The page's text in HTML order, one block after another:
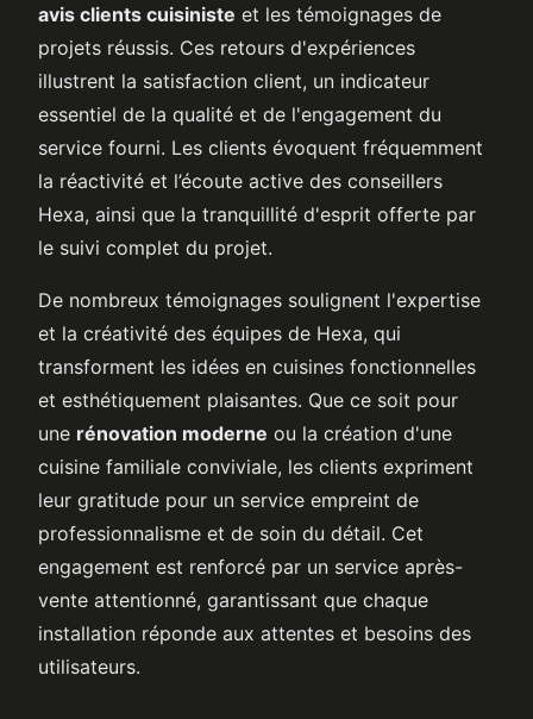
avis clients cuisiniste et les témoignages de
projets réussis. Ces retours d'expériences
illustrent la satisfaction client, un indicateur
essentiel de la qualité et de l'engagement du
service fourni. Les clients évoquent fréquemment
la réactivité et l’écoute active des conseillers
Hexa, ainsi que la tranquillité d'esprit offerte par
le suivi complet du projet.
De nombreux témoignages soulignent l'expertise
et la créativité des équipes de Hexa, qui
transforment les idées en cuisines fonctionnelles
et esthétiquement plaisantes. Que ce soit pour
une rénovation moderne ou la création d'une
cuisine familiale conviviale, les clients expriment
leur gratitude pour un service empreint de
professionnalisme et de soin du détail. Cet
engagement est renforcé par un service après-
vente attentionné, garantissant que chaque
installation réponde aux attentes et besoins des
utilisateurs.